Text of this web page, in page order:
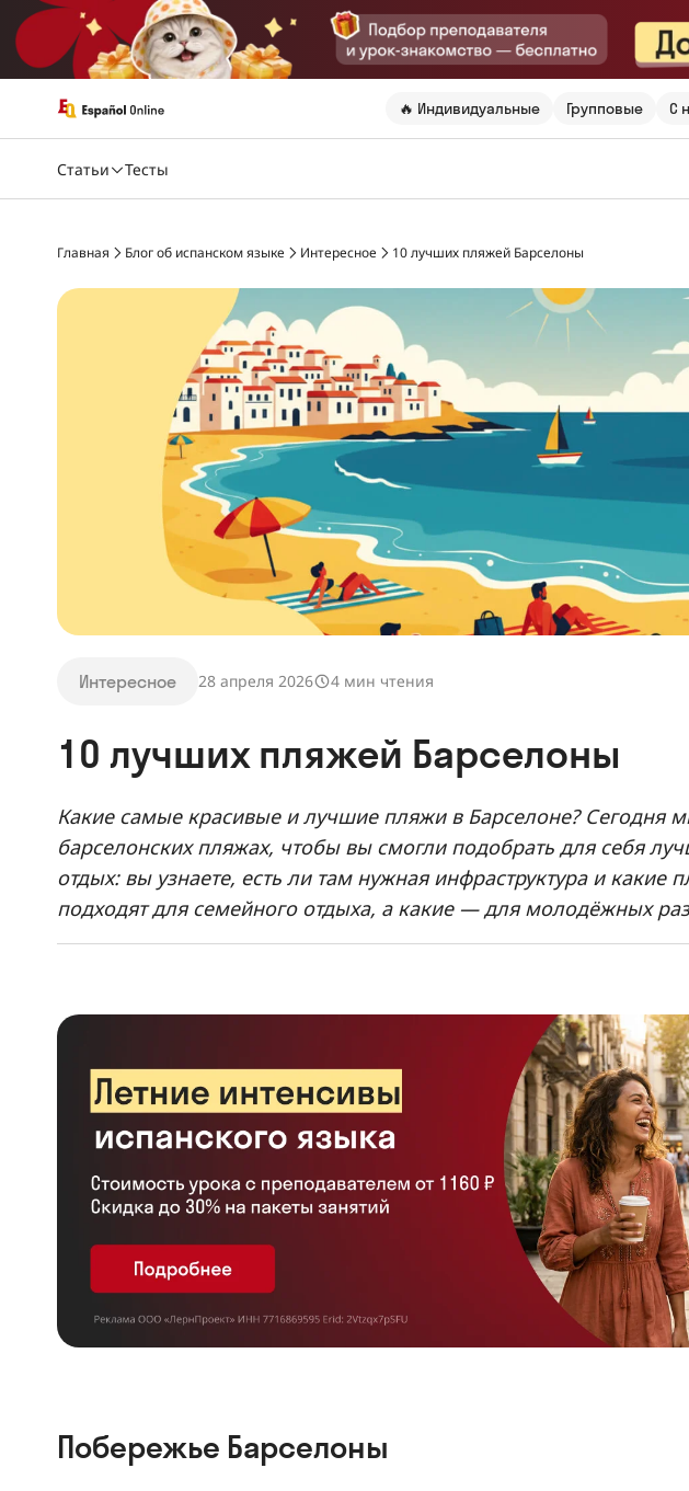
🔥 Индивидуальные Групповые С
Статьи Тесты
Главная Блог об испанском языке Интересное 10 лучших пляжей Барселоны
Интересное 28 апреля 2026 4 мин чтения
10 лучших пляжей Барселоны
Какие самые красивые и лучшие пляжи в Барселоне? Сегодня
барселонских пляжах, чтобы вы смогли подобрать для себя
отдых: вы узнаете, есть ли там нужная инфраструктура и какие
подходят для семейного отдыха, а какие — для молодёжных
Побережье Барселоны